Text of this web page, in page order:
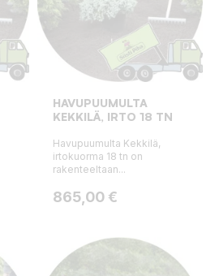
HAVUPUUMULTA
KEKKILÄ, IRTO 18 TN
Havupuumulta Kekkilä,
irtokuorma 18 tn on
rakenteeltaan...
Hinta
865,00 €